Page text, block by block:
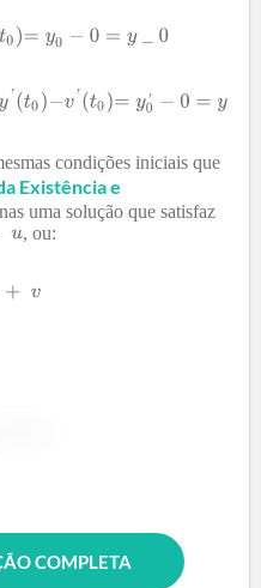
condições iniciais que
Existência e
uma solução que satisfaz
, ou:
MOSTRAR SOLUÇÃO COMPLETA